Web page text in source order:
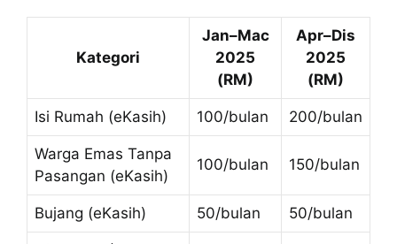
Kategori
Jan–Mac
2025
(RM)
Apr–Dis
2025
(RM)
Isi Rumah (eKasih) 100/bulan 200/bulan
Warga Emas Tanpa
Pasangan (eKasih)
100/bulan 150/bulan
Bujang (eKasih) 50/bulan 50/bulan